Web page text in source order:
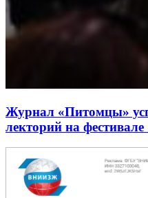
Журнал «Питомцы»
лекторий на